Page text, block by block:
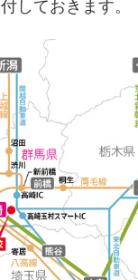
しておきます。